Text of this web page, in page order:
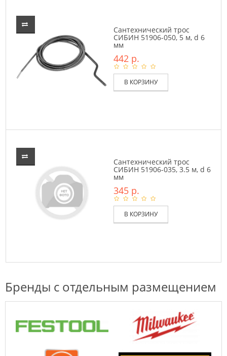
Сантехнический трос
СИБИН 51906-050, 5 м, d 6
мм
442 р.
В КОРЗИНУ
Сантехнический трос
СИБИН 51906-035, 3.5 м, d 6
мм
345 р.
В КОРЗИНУ
Бренды с отдельным размещением